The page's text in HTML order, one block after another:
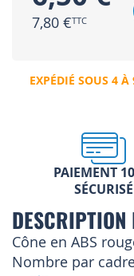
7,80 €
EXPÉDIÉ SOUS 4 À
PAIEMENT
SÉCURISÉ
Cône en ABS
Nombre par